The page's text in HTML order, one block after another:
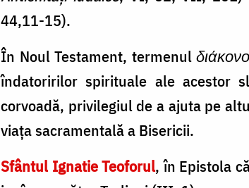
44,11-15).
În Noul Testament, termenul
îndatoririlor spirituale ale acestor
corvoadă, privilegiul de a ajuta pe
viaţa sacramentală a Bisericii.
Sfântul Ignatie Teoforul, în Epistola